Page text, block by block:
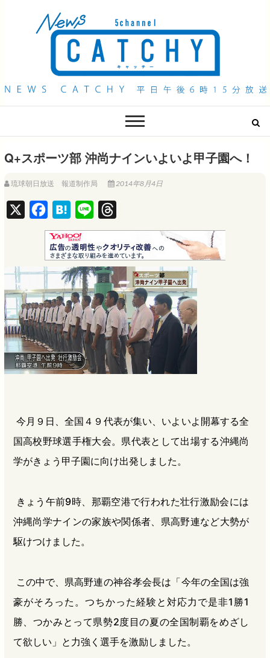
QAB NEWS Headline
Q+スポーツ部 沖尚ナインいよいよ甲子園へ！
琉球朝日放送 報道制作局 2014年8月4日
a
c
e
o
o
k
H
a
t
e
n
a
i
n
e
h
r
e
a
d
s
今月９日、全国４９代表が集い、いよいよ開幕する全
国高校野球選手権大会。県代表として出場する沖縄尚
学がきょう甲子園に向け出発しました。
きょう午前9時、那覇空港で行われた壮行激励会には
沖縄尚学ナインの家族や関係者、県高野連など大勢が
駆けつけました。
この中で、県高野連の神谷孝会長は「今年の全国は強
豪がそろった。つちかった経験と対応力で是非1勝1
勝、つかみとって県勢2度目の夏の全国制覇をめざし
て欲しい」と力強く選手を激励しました。